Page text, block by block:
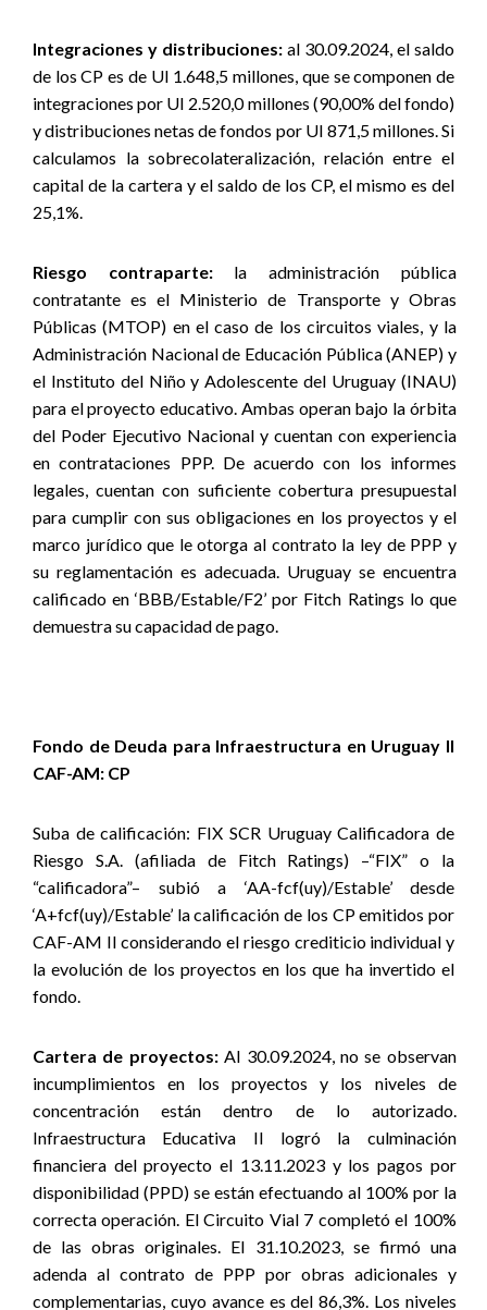
Integraciones y distribuciones: al 30.09.2024, el saldo
de los CP es de UI 1.648,5 millones, que se componen de
integraciones por UI 2.520,0 millones (90,00% del fondo)
y distribuciones netas de fondos por UI 871,5 millones. Si
calculamos la sobrecolateralización, relación entre el
capital de la cartera y el saldo de los CP, el mismo es del
25,1%.
Riesgo contraparte:la administración pública
contratante es el Ministerio de Transporte y Obras
Públicas (MTOP) en el caso de los circuitos viales, y la
Administración Nacional de Educación Pública (ANEP) y
el Instituto del Niño y Adolescente del Uruguay (INAU)
para el proyecto educativo. Ambas operan bajo la órbita
del Poder Ejecutivo Nacional y cuentan con experiencia
en contrataciones PPP. De acuerdo con los informes
legales, cuentan con suficiente cobertura presupuestal
para cumplir con sus obligaciones en los proyectos y el
marco jurídico que le otorga al contrato la ley de PPP y
su reglamentación es adecuada. Uruguay se encuentra
calificado en ‘BBB/Estable/F2’ por Fitch Ratings lo que
demuestra su capacidad de pago.
Fondo de Deuda para Infraestructura en Uruguay II
CAF-AM: CP
Suba de calificación: FIX SCR Uruguay Calificadora de
Riesgo S.A. (afiliada de Fitch Ratings) –“FIX” o la
“calificadora”– subió a ‘AA-fcf(uy)/Estable’ desde
‘A+fcf(uy)/Estable’ la calificación de los CP emitidos por
CAF-AM II considerando el riesgo crediticio individual y
la evolución de los proyectos en los que ha invertido el
fondo.
Cartera de proyectos: Al 30.09.2024,no se observan
incumplimientos en los proyectos y los niveles de
concentración están dentro de lo autorizado.
Infraestructura Educativa II logró la culminación
financiera del proyecto el 13.11.2023 y los pagos por
disponibilidad (PPD) se están efectuando al 100% por la
correcta operación. El Circuito Vial 7 completó el 100%
de las obras originales. El 31.10.2023, se firmó una
adenda al contrato de PPP por obras adicionales y
complementarias, cuyo avance es del 86,3%. Los niveles